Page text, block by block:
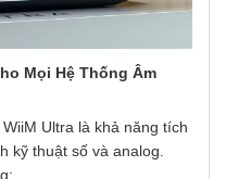
Mọi Hệ Thống Âm
Ultra là khả năng tích
kỹ thuật số và analog.